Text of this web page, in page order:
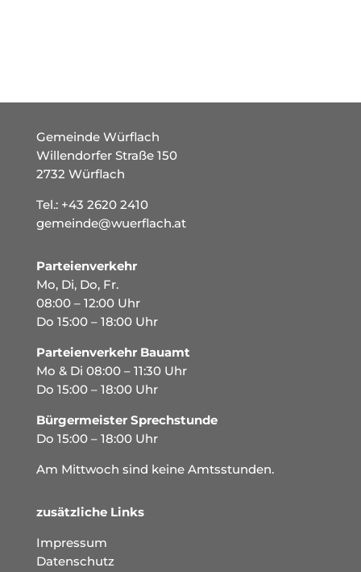
Gemeinde Würflach
Willendorfer Straße 150
2732 Würflach
Tel.: +43 2620 2410
gemeinde@wuerflach.at
Parteienverkehr
Mo, Di, Do, Fr.
08:00 – 12:00 Uhr
Do 15:00 – 18:00 Uhr
Parteienverkehr Bauamt
Mo & Di 08:00 – 11:30 Uhr
Do 15:00 – 18:00 Uhr
Bürgermeister Sprechstunde
Do 15:00 – 18:00 Uhr
Am Mittwoch sind keine Amtsstunden.
zusätzliche Links
Impressum
Datenschutz